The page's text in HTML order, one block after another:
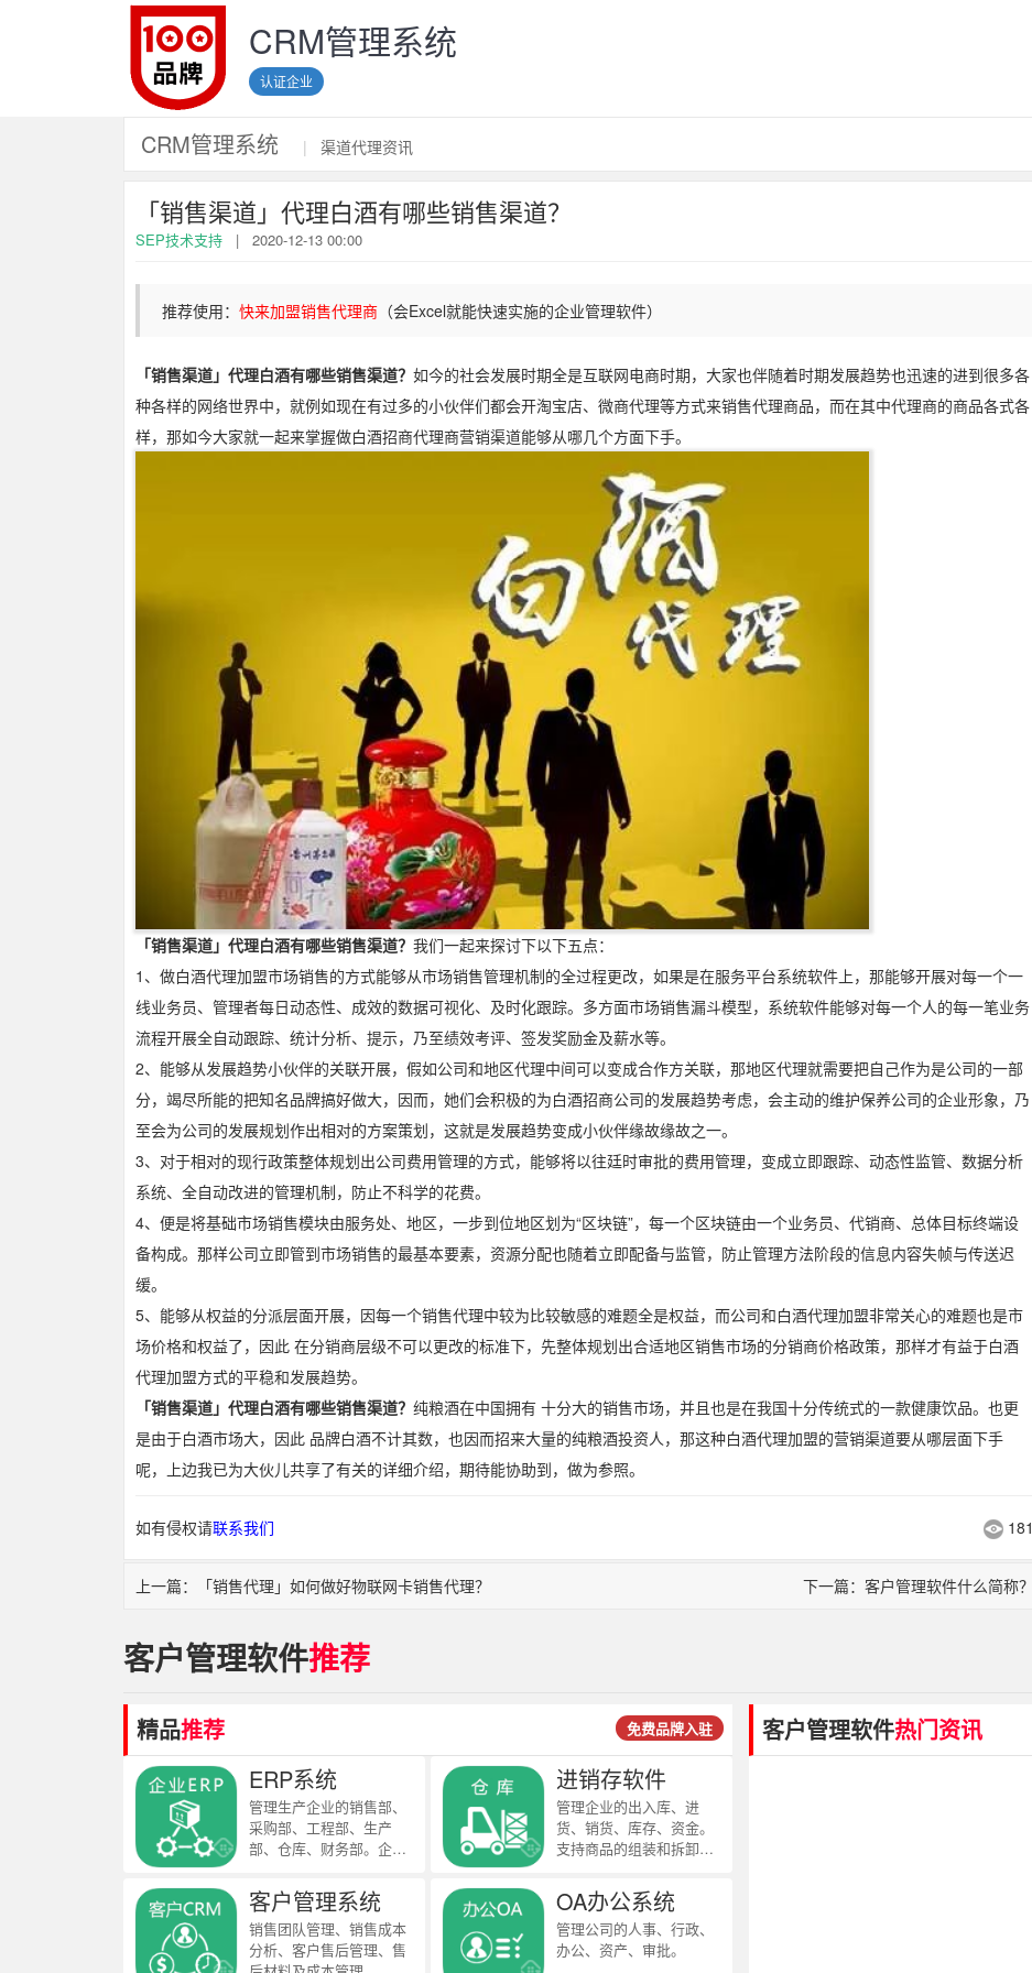
CRM管理系统
认证企业
CRM管理系统 | 渠道代理资讯
「销售渠道」代理白酒有哪些销售渠道？
SEP技术支持 | 2020-12-13 00:00
推荐使用： 快来加盟销售代理商 （会Excel就能快速实施的企业管理软件）
「销售渠道」代理白酒有哪些销售渠道？ 如今的社会发展时期全是互联网电商时期，大家也伴随着时期发展趋势也迅速的进到很多各
种各样的网络世界中，就例如现在有过多的小伙伴们都会开淘宝店、微商代理等方式来销售代理商品，而在其中代理商的商品各式各
样，那如今大家就一起来掌握做白酒招商代理商营销渠道能够从哪几个方面下手。
「销售渠道」代理白酒有哪些销售渠道？ 我们一起来探讨下以下五点：
1、做白酒代理加盟市场销售的方式能够从市场销售管理机制的全过程更改，如果是在服务平台系统软件上，那能够开展对每一个一
线业务员、管理者每日动态性、成效的数据可视化、及时化跟踪。多方面市场销售漏斗模型，系统软件能够对每一个人的每一笔业务
流程开展全自动跟踪、统计分析、提示，乃至绩效考评、签发奖励金及薪水等。
2、能够从发展趋势小伙伴的关联开展，假如公司和地区代理中间可以变成合作方关联，那地区代理就需要把自己作为是公司的一部
分，竭尽所能的把知名品牌搞好做大，因而，她们会积极的为白酒招商公司的发展趋势考虑，会主动的维护保养公司的企业形象，乃
至会为公司的发展规划作出相对的方案策划，这就是发展趋势变成小伙伴缘故缘故之一。
3、对于相对的现行政策整体规划出公司费用管理的方式，能够将以往廷时审批的费用管理，变成立即跟踪、动态性监管、数据分析
系统、全自动改进的管理机制，防止不科学的花费。
4、便是将基础市场销售模块由服务处、地区，一步到位地区划为“区块链”，每一个区块链由一个业务员、代销商、总体目标终端设
备构成。那样公司立即管到市场销售的最基本要素，资源分配也随着立即配备与监管，防止管理方法阶段的信息内容失帧与传送迟
缓。
5、能够从权益的分派层面开展，因每一个销售代理中较为比较敏感的难题全是权益，而公司和白酒代理加盟非常关心的难题也是市
场价格和权益了，因此 在分销商层级不可以更改的标准下，先整体规划出合适地区销售市场的分销商价格政策，那样才有益于白酒
代理加盟方式的平稳和发展趋势。
「销售渠道」代理白酒有哪些销售渠道？ 纯粮酒在中国拥有 十分大的销售市场，并且也是在我国十分传统式的一款健康饮品。也更
是由于白酒市场大，因此 品牌白酒不计其数，也因而招来大量的纯粮酒投资人，那这种白酒代理加盟的营销渠道要从哪层面下手
呢，上边我已为大伙儿共享了有关的详细介绍，期待能协助到，做为参照。
如有侵权请联系我们 181
上一篇：「销售代理」如何做好物联网卡销售代理？ 下一篇：客户管理软件什么简称？
客户管理软件推荐
精品推荐 免费品牌入驻
ERP系统
管理生产企业的销售部、
采购部、工程部、生产
部、仓库、财务部。企业
单、按计划生产，适合生
产制造企业、加工厂，包
括自有研发及销售的全面
型制造企业。
进销存软件
管理企业的出入库、进
货、销货、库存、资金。
支持商品的组装和拆卸业
收、应付款，并自动统计
未结款项。
客户管理系统
销售团队管理、销售成本
分析、客户售后管理、售
OA办公系统
管理公司的人事、行政、
办公、资产、审批。
客户管理软件热门资讯